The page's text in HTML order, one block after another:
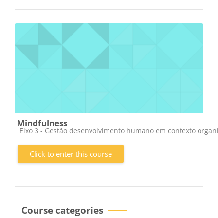
Mindfulness
Course category
Eixo 3 - Gestão desenvolvimento humano em contexto
Click to enter this course
Course categories